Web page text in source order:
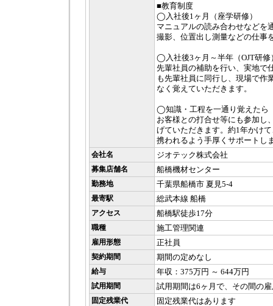
■教育制度
◯入社後1ヶ月（座学研修）
マニュアルの読み合わせなどを
撮影、位置出し測量などの仕事
◯入社後3ヶ月～半年（OJT研修
先輩社員の補助を行い、実地で
も先輩社員に同行し、現場で作
なく覚えていただきます。
◯知識・工程を一通り覚えたら
お客様との打合せ等にも参加し
げていただきます。約1年かけ
携われるよう手厚くサポートし
会社名 ジオテック株式会社
募集店舗名 船橋機材センター
勤務地 千葉県船橋市 夏見5-4
最寄駅 総武本線 船橋
アクセス 船橋駅徒歩17分
職種 施工管理関連
雇用形態 正社員
契約期間 期間の定めなし
給与 年収：375万円 ～ 644万円
試用期間 試用期間は6ヶ月で、その間の
固定残業代
固定残業代はあります